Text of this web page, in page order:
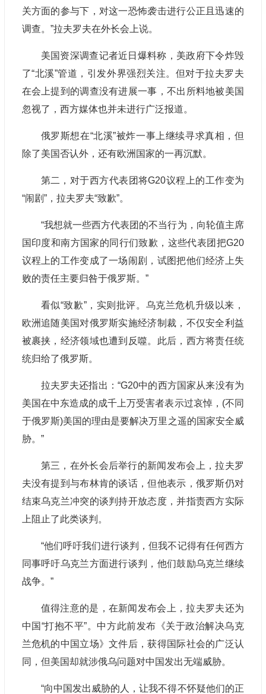
关方面的参与下，对这一恐怖袭击进行公正且迅速的
调查。”拉夫罗夫在外长会上说。
美国资深调查记者近日爆料称，美政府下令炸毁
了“北溪”管道，引发外界强烈关注。但对于拉夫罗夫
在会上提到的调查没有进展一事，不出所料地被美国
忽视了，西方媒体也并未进行广泛报道。
俄罗斯想在“北溪”被炸一事上继续寻求真相，但
除了美国否认外，还有欧洲国家的一再沉默。
第二，对于西方代表团将G20议程上的工作变为
“闹剧”，拉夫罗夫“致歉”。
“我想就一些西方代表团的不当行为，向轮值主席
国印度和南方国家的同行们致歉，这些代表团把G20
议程上的工作变成了一场闹剧，试图把他们经济上失
败的责任主要归咎于俄罗斯。”
看似“致歉”，实则批评。乌克兰危机升级以来，
欧洲追随美国对俄罗斯实施经济制裁，不仅安全利益
被裹挟，经济领域也遭到反噬。此后，西方将责任统
统归给了俄罗斯。
拉夫罗夫还指出：“G20中的西方国家从来没有为
美国在中东造成的成千上万受害者表示过哀悼，(不同
于俄罗斯)美国的理由是要解决万里之遥的国家安全威
胁。”
第三，在外长会后举行的新闻发布会上，拉夫罗
夫没有提到与布林肯的谈话，但他表示，俄罗斯仍对
结束乌克兰冲突的谈判持开放态度，并指责西方实际
上阻止了此类谈判。
“他们呼吁我们进行谈判，但我不记得有任何西方
同事呼吁乌克兰方面进行谈判，他们鼓励乌克兰继续
战争。”
值得注意的是，在新闻发布会上，拉夫罗夫还为
中国“打抱不平”。中方此前发布《关于政治解决乌克
兰危机的中国立场》文件后，获得国际社会的广泛认
同，但美国却就涉俄乌问题对中国发出无端威胁。
“向中国发出威胁的人，让我不得不怀疑他们的正